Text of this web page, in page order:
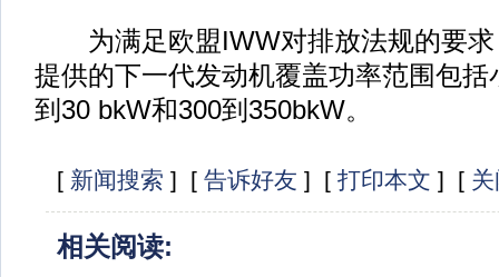
为满足欧盟IWW对排放法规的要求
提供的下一代发动机覆盖功率范围包括
到30 bkW和300到350bkW。
[ 新闻搜索 ] [ 告诉好友 ] [ 打印本文 ] [
相关阅读: